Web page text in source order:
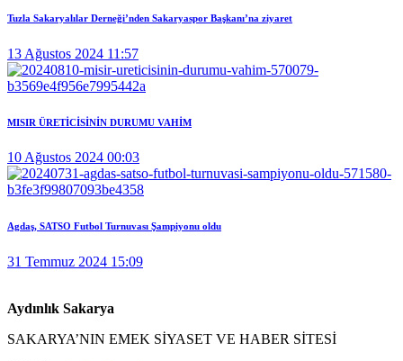
Tuzla Sakaryalılar Derneği’nden Sakaryaspor Başkanı’na ziyaret
13 Ağustos 2024 11:57
MISIR ÜRETİCİSİNİN DURUMU VAHİM
10 Ağustos 2024 00:03
Agdaş, SATSO Futbol Turnuvası Şampiyonu oldu
31 Temmuz 2024 15:09
Aydınlık Sakarya
SAKARYA’NIN EMEK SİYASET VE HABER SİTESİ